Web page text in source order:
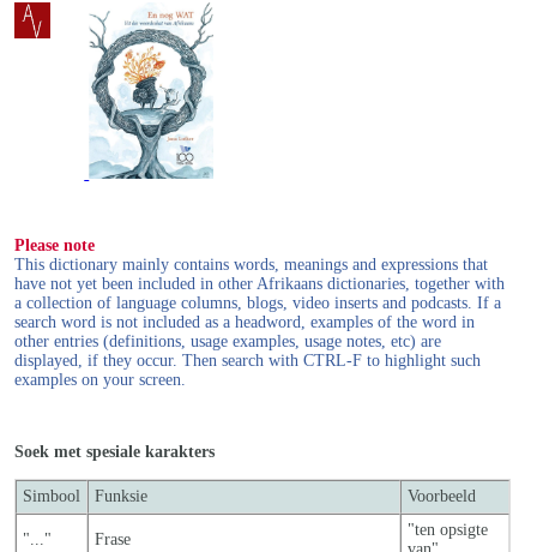
Please note
This dictionary mainly contains words, meanings and expressions that
have not yet been included in other Afrikaans dictionaries, together with
a collection of language columns, blogs, video inserts and podcasts. If a
search word is not included as a headword, examples of the word in
other entries (definitions, usage examples, usage notes, etc) are
displayed, if they occur. Then search with CTRL-F to highlight such
examples on your screen.
Soek met spesiale karakters
Simbool Funksie Voorbeeld
"..." Frase
"ten opsigte